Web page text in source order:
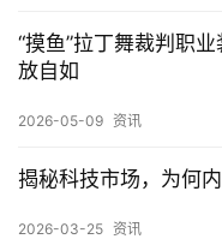
“摸鱼”拉丁舞裁判职
放自如
2026-05-09 资讯
揭秘科技市场，为何
2026-03-25 资讯